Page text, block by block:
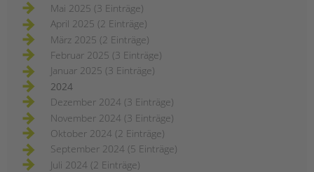
Mai 2025 (3 Einträge)
April 2025 (2 Einträge)
März 2025 (2 Einträge)
Februar 2025 (3 Einträge)
Januar 2025 (3 Einträge)
2024
Dezember 2024 (3 Einträge)
November 2024 (3 Einträge)
Oktober 2024 (2 Einträge)
September 2024 (5 Einträge)
Juli 2024 (2 Einträge)